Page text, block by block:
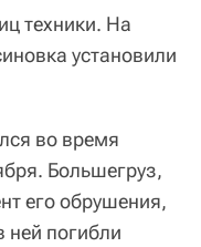
техники. На
установили
во время
Большегруз,
его обрушения,
погибли